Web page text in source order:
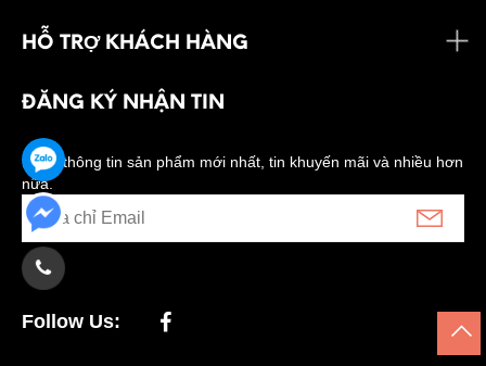
HỖ TRỢ KHÁCH HÀNG
ĐĂNG KÝ NHẬN TIN
Nhận thông tin sản phẩm mới nhất, tin khuyến mãi và nhiều hơn
nữa.
Follow Us: